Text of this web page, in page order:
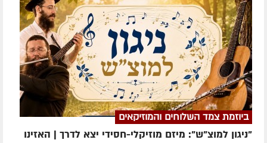
ביוזמת צמד השלוחים והמוזיקאים
"ניגון למוצ"ש": מיזם מוזיקלי-חסידי יצא לדרך | האזינו